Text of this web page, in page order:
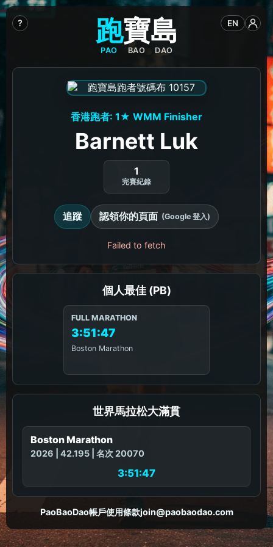
? EN
跑
PAO
寶
BAO
島
DAO
香港跑者: 1★ WMM Finisher
Barnett Luk
1
完賽紀錄
追蹤 認領你的頁面 (Google 登入)
Failed to fetch
個人最佳 (PB)
FULL MARATHON
3:51:47
Boston Marathon
世界馬拉松大滿貫
Boston Marathon
2026 | 42.195 | 名次 20070
3:51:47
PaoBaoDao帳戶使用條款join@paobaodao.com